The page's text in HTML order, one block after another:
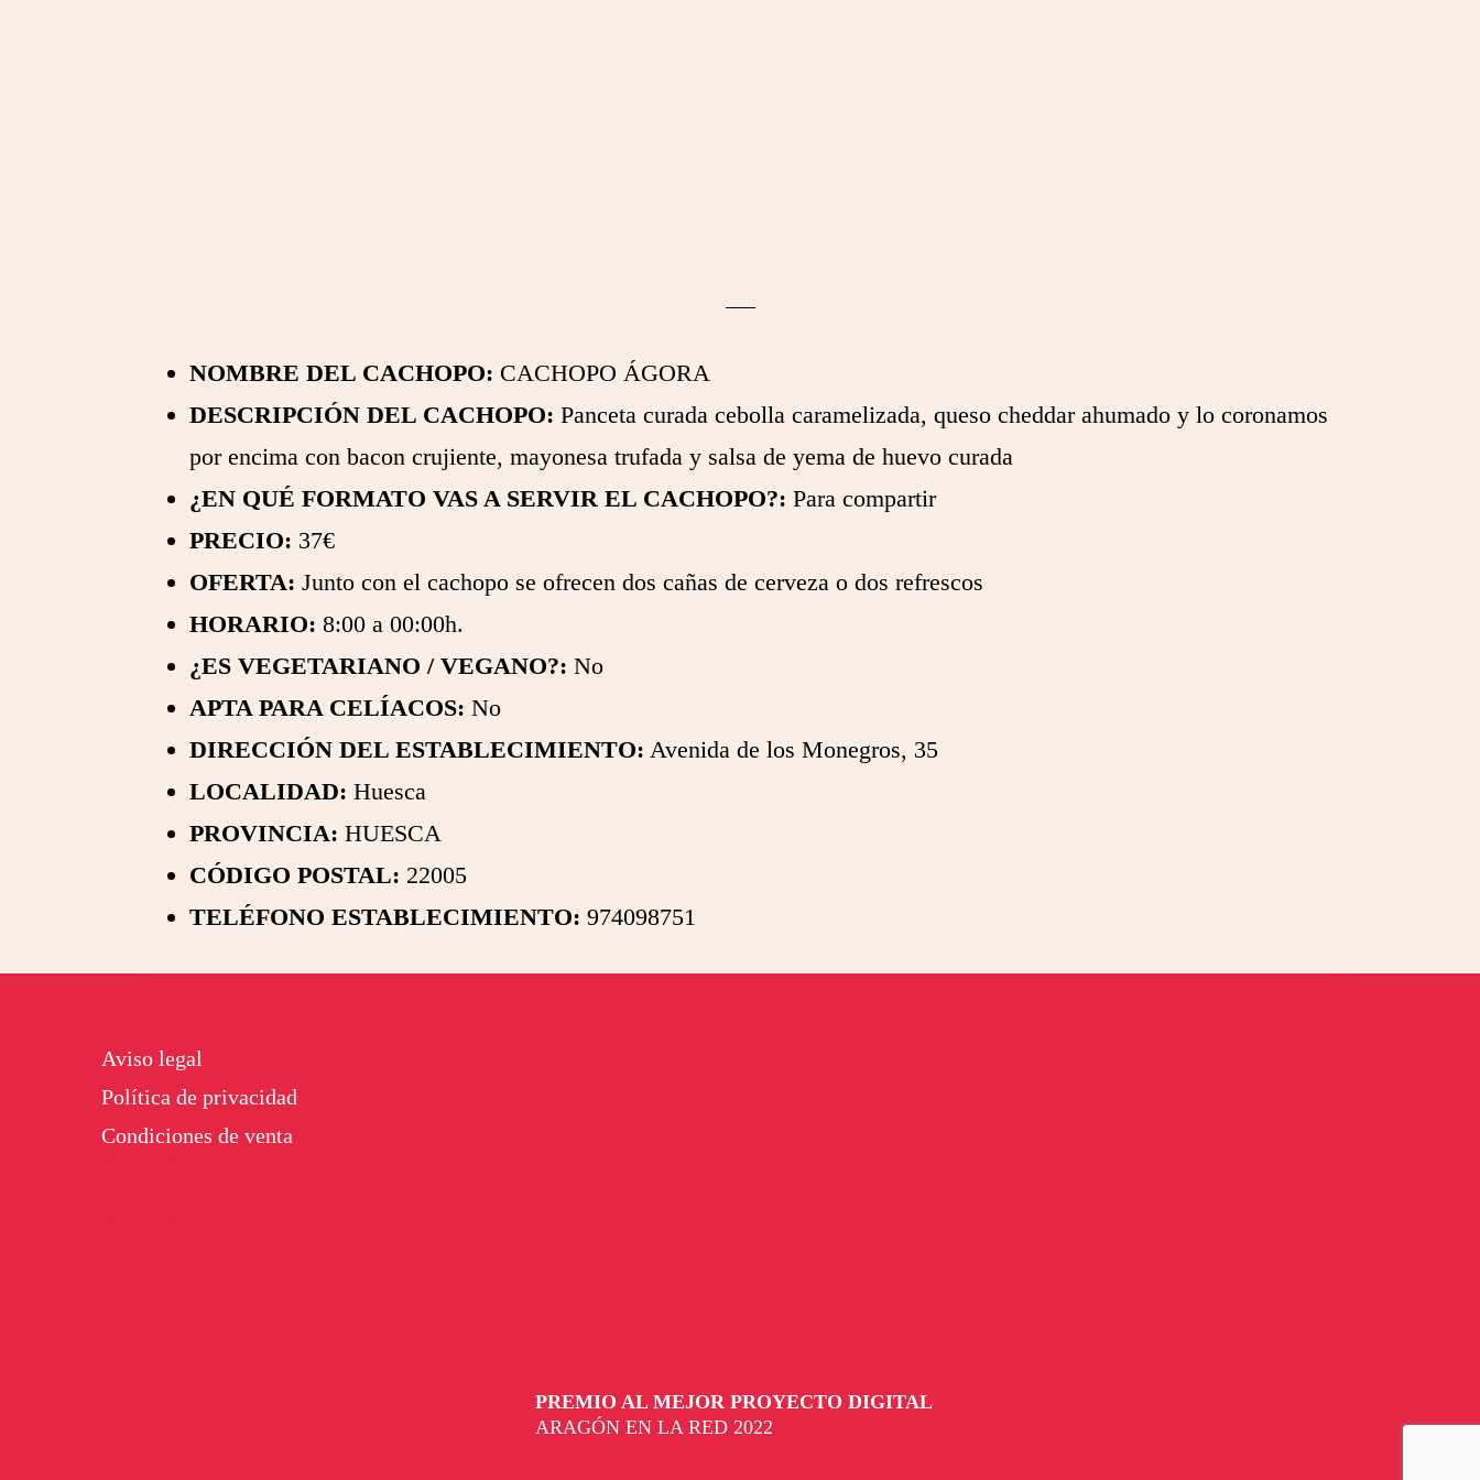
NOMBRE DEL CACHOPO: CACHOPO ÁGORA
DESCRIPCIÓN DEL CACHOPO: Panceta curada cebolla caramelizada, queso cheddar ahumado y lo coronamos
por encima con bacon crujiente, mayonesa trufada y salsa de yema de huevo curada
¿EN QUÉ FORMATO VAS A SERVIR EL CACHOPO?: Para compartir
PRECIO: 37€
OFERTA: Junto con el cachopo se ofrecen dos cañas de cerveza o dos refrescos
HORARIO: 8:00 a 00:00h.
¿ES VEGETARIANO / VEGANO?: No
APTA PARA CELÍACOS: No
DIRECCIÓN DEL ESTABLECIMIENTO: Avenida de los Monegros, 35
LOCALIDAD: Huesca
PROVINCIA: HUESCA
CÓDIGO POSTAL: 22005
TELÉFONO ESTABLECIMIENTO: 974098751
Footer
Aviso legal
Política de privacidad
Condiciones de venta
PREMIO AL MEJOR PROYECTO DIGITAL
ARAGÓN EN LA RED 2022